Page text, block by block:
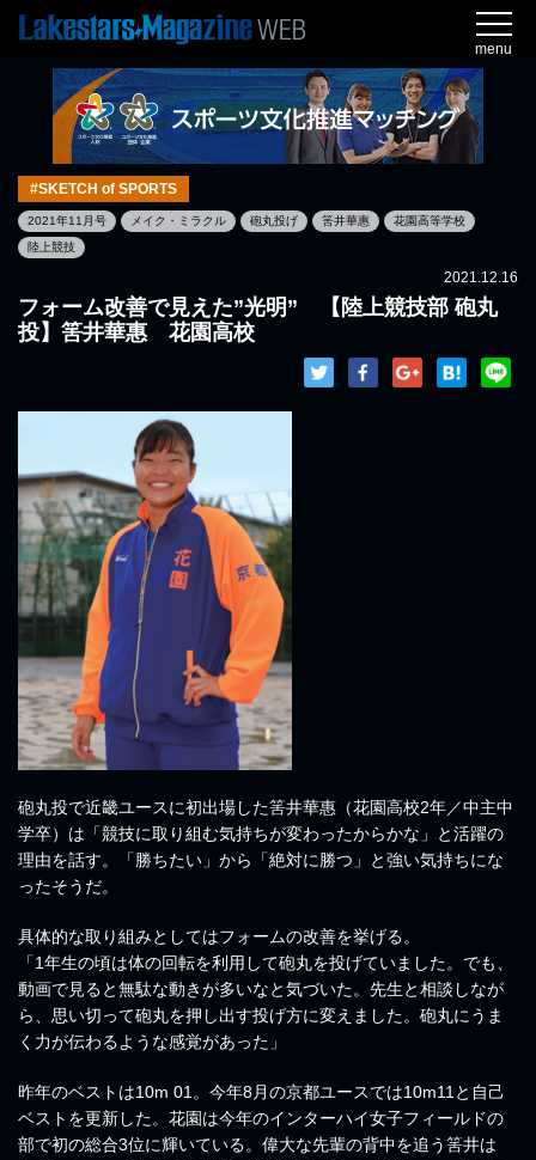
menu
#SKETCH of SPORTS
2021年11月号 メイク・ミラクル 砲丸投げ 筈井華惠
花園高等学校
陸上競技
2021.12.16
フォーム改善で見えた”光明” 【陸上競技部 砲丸
投】筈井華惠 花園高校
砲丸投で近畿ユースに初出場した筈井華惠（花園高校2年／中主中
学卒）は「競技に取り組む気持ちが変わったからかな」と活躍の
理由を話す。「勝ちたい」から「絶対に勝つ」と強い気持ちにな
ったそうだ。
具体的な取り組みとしてはフォームの改善を挙げる。
「1年生の頃は体の回転を利用して砲丸を投げていました。でも、
動画で見ると無駄な動きが多いなと気づいた。先生と相談しなが
ら、思い切って砲丸を押し出す投げ方に変えました。砲丸にうま
く力が伝わるような感覚があった」
昨年のベストは10m 01。今年8月の京都ユースでは10m11と自己
ベストを更新した。花園は今年のインターハイ女子フィールドの
部で初の総合3位に輝いている。偉大な先輩の背中を追う筈井は